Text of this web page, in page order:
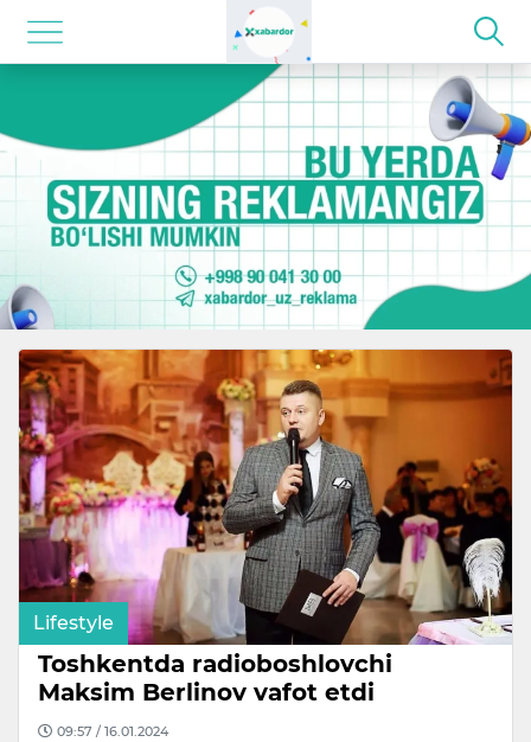
Lifestyle
Toshkentda radioboshlovchi
Maksim Berlinov vafot etdi
09:57 / 16.01.2024